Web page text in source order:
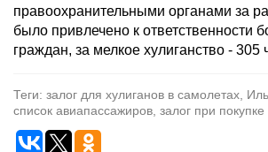
правоохранительными органами за
было привлечено к ответственности
граждан, за мелкое хулиганство - 305
Теги: залог для хулиганов в самолетах,
список авиапассажиров, залог при